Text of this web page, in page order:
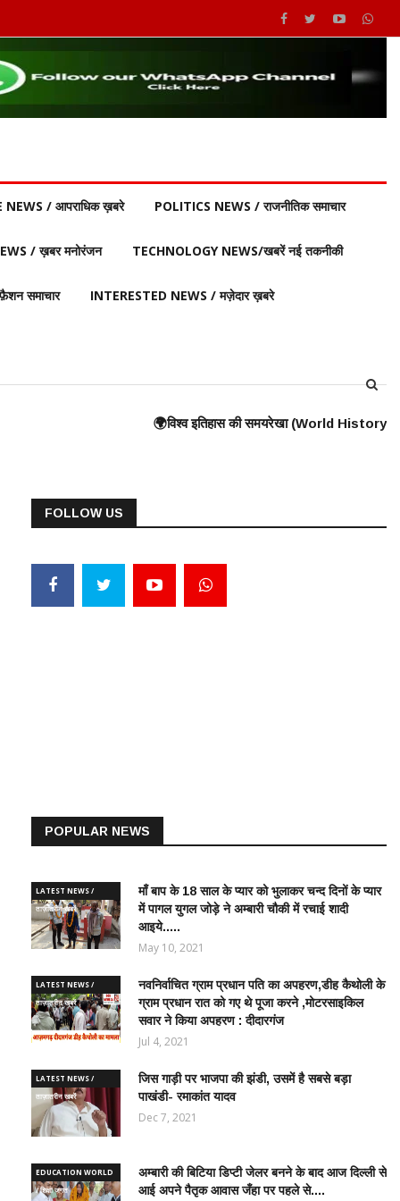
NEWS / आपराधिक ख़बरे POLITICS NEWS / राजनीतिक समाचार
/ ख़बर मनोरंजन TECHNOLOGY NEWS/खबरें नई तकनीकी
समाचार INTERESTED NEWS / मज़ेदार ख़बरे
की शुरुआत ⸻ 🟠 375 ई. – हूणों का यूरोप पर आक्रमण
ने फारसियों को पराजित किया ♦️ ईसा पूर्व 360 – प्लेटो और
🌍विश्व इतिहास की समयरेखा (World History Timeline) ⸻ ♦️ ईसा
FOLLOW US
POPULAR NEWS
LATEST NEWS /
ताज़ातरीन खबरें
माँ बाप के 18 साल के प्यार को भुलाकर चन्द दिनों के प्यार
में पागल युगल जोड़े ने अम्बारी चौकी में रचाई शादी
आइये.....
May 10, 2021
LATEST NEWS /
ताज़ातरीन खबरें
नवनिर्वाचित ग्राम प्रधान पति का अपहरण,डीह कैथोली के
ग्राम प्रधान रात को गए थे पूजा करने ,मोटरसाइकिल
सवार ने किया अपहरण : दीदारगंज
Jul 4, 2021
LATEST NEWS /
ताज़ातरीन खबरें
जिस गाड़ी पर भाजपा की झंडी, उसमें है सबसे बड़ा
पाखंडी- रमाकांत यादव
Dec 7, 2021
EDUCATION WORLD
/ शिक्षा जगत
अम्बारी की बिटिया डिप्टी जेलर बनने के बाद आज दिल्ली से
आई अपने पैतृक आवास जँहा पर पहले से....